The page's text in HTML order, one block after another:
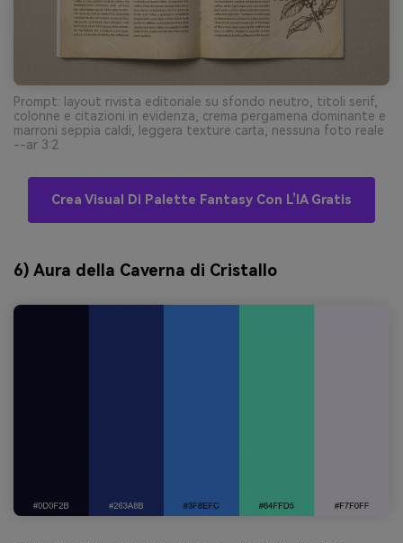
Prompt: layout rivista editoriale su sfondo neutro, titoli serif,
colonne e citazioni in evidenza, crema pergamena dominante e
marroni seppia caldi, leggera texture carta, nessuna foto reale
--ar 3:2
Crea Visual Di Palette Fantasy Con L’IA Gratis
6) Aura della Caverna di Cristallo